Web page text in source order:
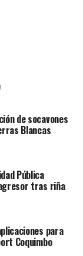
de socavones
Blancas
Pública
tras riña
para
Coquimbo